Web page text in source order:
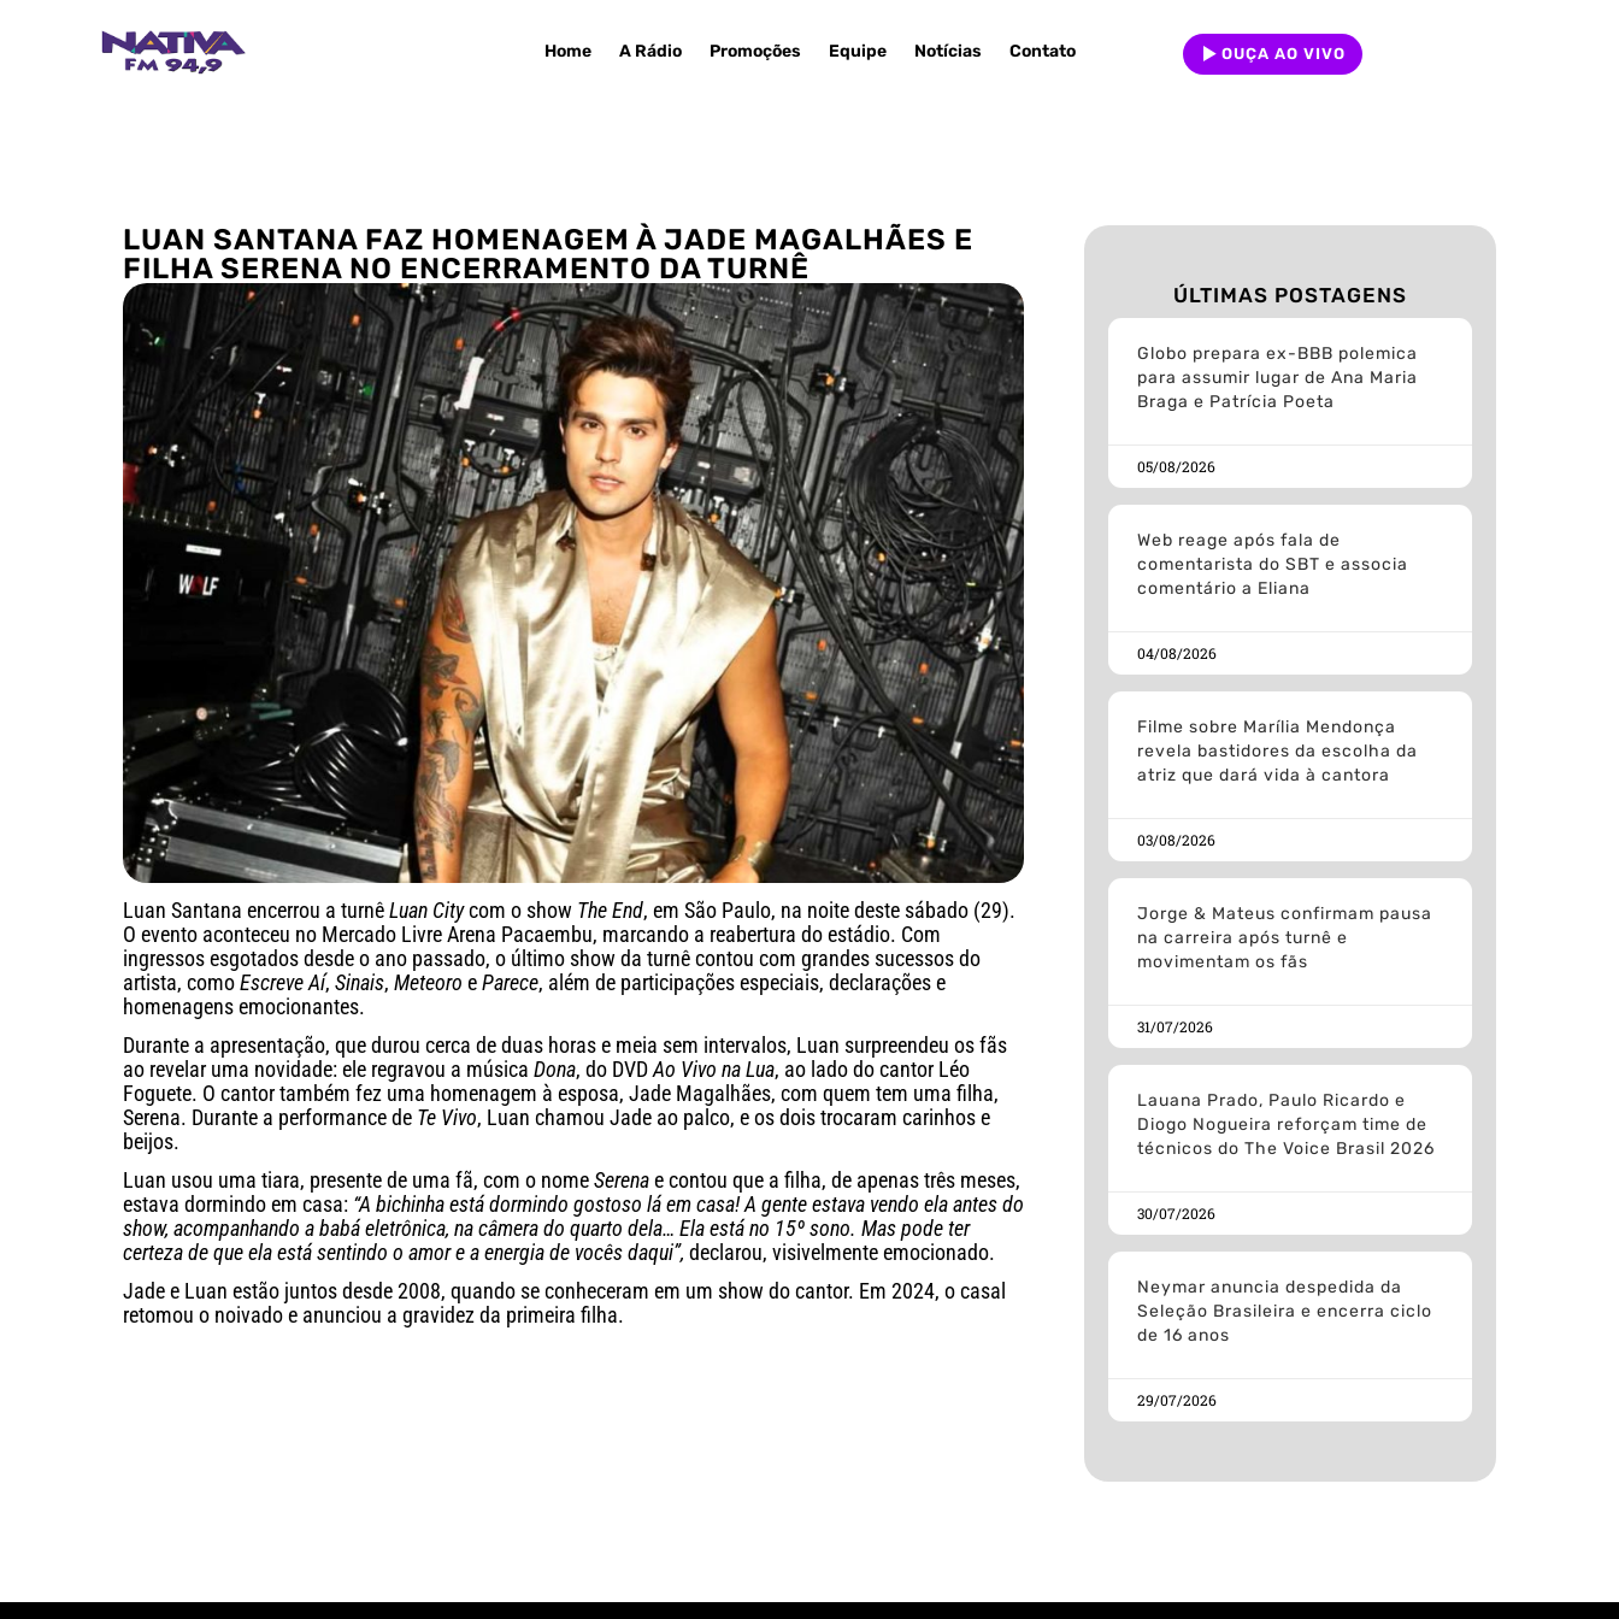
Home A Rádio Promoções Equipe Notícias Contato OUÇA AO VIVO
LUAN SANTANA FAZ HOMENAGEM À JADE MAGALHÃES E
FILHA SERENA NO ENCERRAMENTO DA TURNÊ
Luan Santana encerrou a turnêLuan Citycom o show The End, em São Paulo, na noite deste sábado (29).
O evento aconteceu no Mercado Livre Arena Pacaembu, marcando a reabertura do estádio. Com
ingressos esgotados desde o ano passado, o último show da turnê contou com grandes sucessos do
artista, comoEscreve Aí, Sinais, Meteoro eParece, além de participações especiais, declarações e
homenagens emocionantes.
Durante a apresentação, que durou cerca de duas horas e meia sem intervalos, Luan surpreendeu os fãs
ao revelar uma novidade: ele regravou a música Dona, do DVDAo Vivo na Lua, ao lado do cantor Léo
Foguete. O cantor também fez uma homenagem à esposa, Jade Magalhães, com quem tem uma filha,
Serena. Durante a performance de Te Vivo, Luan chamou Jade ao palco, e os dois trocaram carinhos e
beijos.
Luan usou uma tiara, presente de uma fã, com o nomeSerenae contou que a filha, de apenas três meses,
estava dormindo em casa: “A bichinha está dormindo gostoso lá em casa! A gente estava vendo ela antes do
show, acompanhando a babá eletrônica, na câmera do quarto dela… Ela está no 15º sono. Mas pode ter
certeza de que ela está sentindo o amor e a energia de vocês daqui”, declarou, visivelmente emocionado.
Jade e Luan estão juntos desde 2008, quando se conheceram em um show do cantor. Em 2024, o casal
retomou o noivado e anunciou a gravidez da primeira filha.
ÚLTIMAS POSTAGENS
Globo prepara ex-BBB polemica
para assumir lugar de Ana Maria
Braga e Patrícia Poeta
05/08/2026
Web reage após fala de
comentarista do SBT e associa
comentário a Eliana
04/08/2026
Filme sobre Marília Mendonça
revela bastidores da escolha da
atriz que dará vida à cantora
03/08/2026
Jorge & Mateus confirmam pausa
na carreira após turnê e
movimentam os fãs
31/07/2026
Lauana Prado, Paulo Ricardo e
Diogo Nogueira reforçam time de
técnicos do The Voice Brasil 2026
30/07/2026
Neymar anuncia despedida da
Seleção Brasileira e encerra ciclo
de 16 anos
29/07/2026